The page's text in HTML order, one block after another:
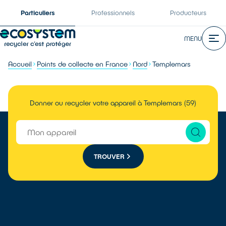
Particuliers Professionnels Producteurs
MENU
Accueil Points de collecte en France Nord Templemars
Donner ou recycler votre appareil à Templemars (59)
TROUVER